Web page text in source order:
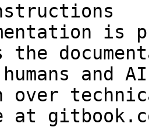
is
the
and
over
at